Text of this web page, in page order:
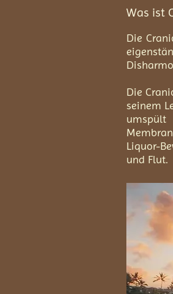
Was ist
Die
Die
seinem
Liquor-
und Flut.